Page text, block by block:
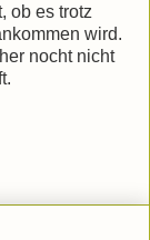
ob es trotz
wird.
nocht nicht